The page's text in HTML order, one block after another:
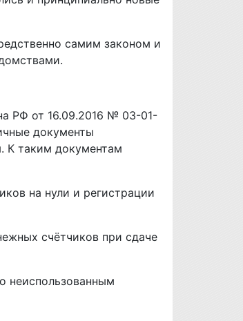
самим законом и
РФ от 16.09.2016 № 03-01-
документы
К таким документам
на нули и регистрации
счётчиков при сдаче
неиспользованным